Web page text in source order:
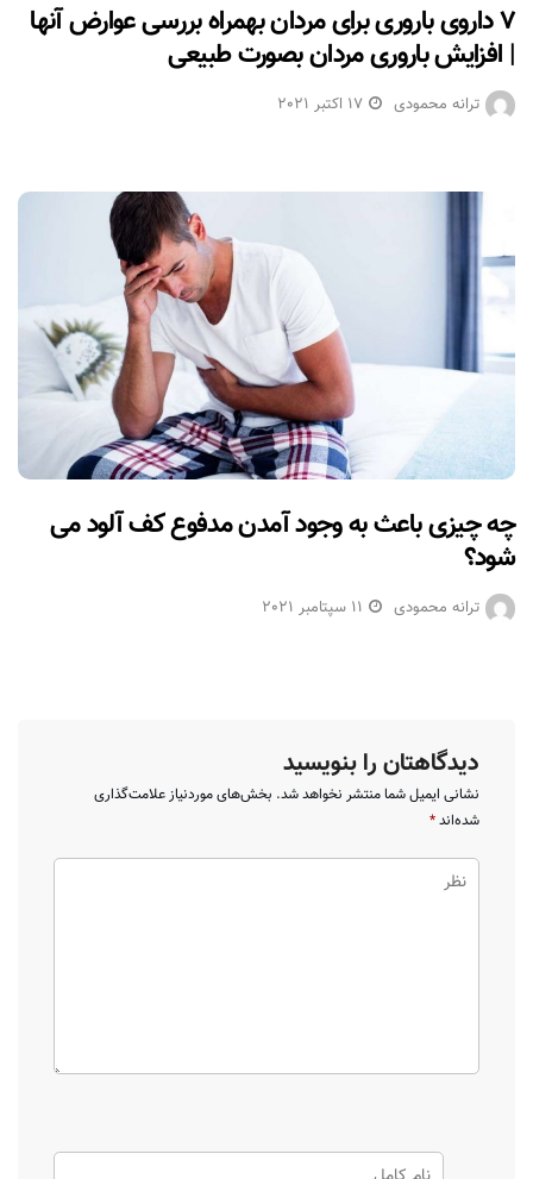
۷ داروی باروری برای مردان بهمراه بررسی عوارض آنها
| افزایش باروری مردان بصورت طبیعی
ترانه محمودی 17 اکتبر 2021
چه چیزی باعث به وجود آمدن مدفوع کف آلود می
شود؟
ترانه محمودی 11 سپتامبر 2021
دیدگاهتان را بنویسید
نشانی ایمیل شما منتشر نخواهد شد. بخش‌های موردنیاز علامت‌گذاری
شده‌اند*